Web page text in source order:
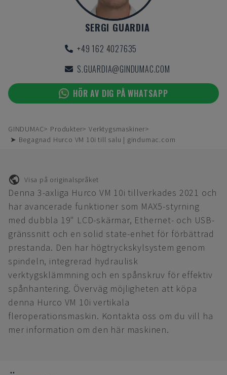
SERGI GUARDIA
+49 162 4027635
S.GUARDIA@GINDUMAC.COM
HÖR AV DIG PÅ WHATSAPP
GINDUMAC Produkter
Verktygsmaskiner
➤ Begagnad Hurco VM 10i till salu | gindumac.com
Visa på originalspråket
Denna 3-axliga Hurco VM 10i tillverkades 2021 och
har avancerade funktioner som MAX5-styrning
med dubbla 19" LCD-skärmar, Ethernet- och USB-
gränssnitt och en solid state-enhet för förbättrad
prestanda. Den har högtryckskylsystem genom
spindeln, integrerad hydraulisk
verktygsklämmning och en spånskruv för effektiv
spånhantering. Överväg möjligheten att köpa
denna Hurco VM 10i vertikala
fleroperationsmaskin. Kontakta oss om du vill ha
mer information om den här maskinen.